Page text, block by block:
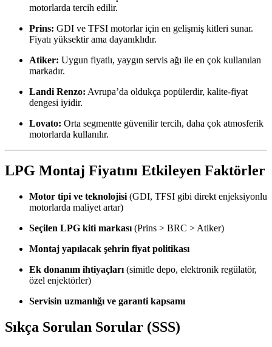
motorlarda tercih edilir.
Prins: GDI ve TFSI motorlar için en gelişmiş kitleri sunar.
Fiyatı yüksektir ama dayanıklıdır.
Atiker: Uygun fiyatlı, yaygın servis ağı ile en çok kullanılan
markadır.
Landi Renzo: Avrupa’da oldukça popülerdir, kalite-fiyat
dengesi iyidir.
Lovato: Orta segmentte güvenilir tercih, daha çok atmosferik
motorlarda kullanılır.
LPG Montaj Fiyatını Etkileyen Faktörler
Motor tipi ve teknolojisi (GDI, TFSI gibi direkt enjeksiyonlu
motorlarda maliyet artar)
Seçilen LPG kiti markası (Prins > BRC > Atiker)
Montaj yapılacak şehrin fiyat politikası
Ek donanım ihtiyaçları (simitle depo, elektronik regülatör,
özel enjektörler)
Servisin uzmanlığı ve garanti kapsamı
Sıkça Sorulan Sorular (SSS)